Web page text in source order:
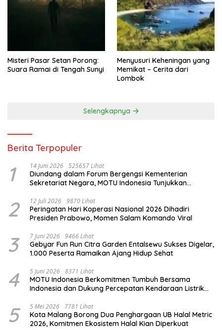
Misteri Pasar Setan Porong:
Suara Ramai di Tengah Sunyi
Menyusuri Keheningan yang
Memikat – Cerita dari
Lombok
Selengkapnya
Berita Terpopuler
1 14 Juni 2026 525657 Lihat
Diundang dalam Forum Bergengsi Kementerian
Sekretariat Negara, MOTU Indonesia Tunjukkan
2 12 Juli 2026 9870 Lihat
Peringatan Hari Koperasi Nasional 2026 Dihadiri
Presiden Prabowo, Momen Salam Komando Viral
3 7 Juni 2026 9466 Lihat
Gebyar Fun Run Citra Garden Entalsewu Sukses Digelar,
1.000 Peserta Ramaikan Ajang Hidup Sehat
4 5 Juni 2026 8371 Lihat
MOTU Indonesia Berkomitmen Tumbuh Bersama
Indonesia dan Dukung Percepatan Kendaraan Listrik
5 5 Mei 2026 7781 Lihat
Kota Malang Borong Dua Penghargaan UB Halal Metric
2026, Komitmen Ekosistem Halal Kian Diperkuat